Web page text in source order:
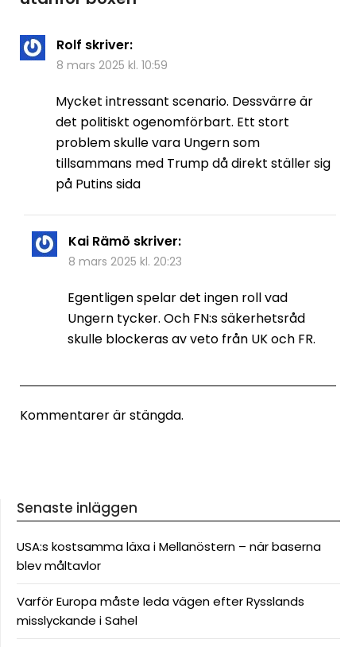
Rolf skriver:
8 mars 2025 kl. 10:59
Mycket intressant scenario. Dessvärre är
det politiskt ogenomförbart. Ett stort
problem skulle vara Ungern som
tillsammans med Trump då direkt ställer sig
på Putins sida
Kai Rämö skriver:
8 mars 2025 kl. 20:23
Egentligen spelar det ingen roll vad
Ungern tycker. Och FN:s säkerhetsråd
skulle blockeras av veto från UK och FR.
Kommentarer är stängda.
Senaste inläggen
USA:s kostsamma läxa i Mellanöstern – när baserna
blev måltavlor
Varför Europa måste leda vägen efter Rysslands
misslyckande i Sahel